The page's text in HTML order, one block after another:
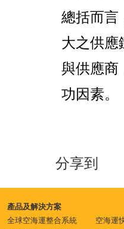
總括而言
大之供應
與供應商
功因素。
分享到
產品及解決方案
全球空海運整合系統
空海運